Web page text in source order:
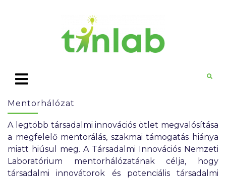
Mentorhálózat
A legtöbb társadalmi innovációs ötlet megvalósítása
a megfelelő mentorálás, szakmai támogatás hiánya
miatt hiúsul meg. A Társadalmi Innovációs Nemzeti
Laboratórium mentorhálózatának célja, hogy
társadalmi innovátorok és potenciális társadalmi